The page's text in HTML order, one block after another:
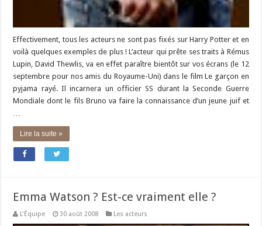
Effectivement, tous les acteurs ne sont pas fixés sur Harry Potter et en
voilà quelques exemples de plus ! L’acteur qui prête ses traits à Rémus
Lupin, David Thewlis, va en effet paraître bientôt sur vos écrans (le 12
septembre pour nos amis du Royaume-Uni) dans le film Le garçon en
pyjama rayé. Il incarnera un officier SS durant la Seconde Guerre
Mondiale dont le fils Bruno va faire la connaissance d’un jeune juif et
…
Lire la suite »
Emma Watson ? Est-ce vraiment elle ?
L'Équipe 30 août 2008 Les acteurs